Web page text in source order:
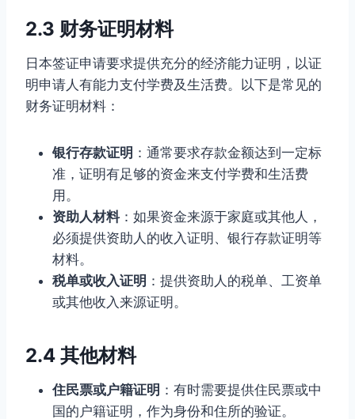
2.3 财务证明材料
日本签证申请要求提供充分的经济能力证明，以证
明申请人有能力支付学费及生活费。以下是常见的
财务证明材料：
银行存款证明 ：通常要求存款金额达到一定标
准，证明有足够的资金来支付学费和生活费
用。
资助人材料：如果资金来源于家庭或其他人，
必须提供资助人的收入证明、银行存款证明等
材料。
税单或收入证明 ：提供资助人的税单、工资单
或其他收入来源证明。
2.4 其他材料
住民票或户籍证明 ：有时需要提供住民票或中
国的户籍证明，作为身份和住所的验证。